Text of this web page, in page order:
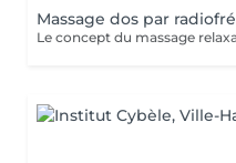
Massage dos par